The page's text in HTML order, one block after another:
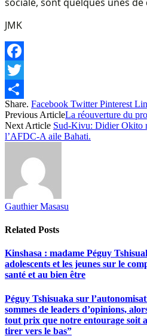
JMK
Facebook
Twitter
Share
Share. Facebook Twitter Pinterest
Previous ArticleLa réouverture du
Next Article Sud-Kivu: Didier Okito
l’AFDC-A aile Bahati.
Gauthier Masasu
Related Posts
Kinshasa : madame Péguy
adolescents et les jeunes sur le
santé et au bien être
Péguy Tshisuaka sur
sommes de leaders d’opinions,
tout prix que notre entourage soit
tirer vers le bas”